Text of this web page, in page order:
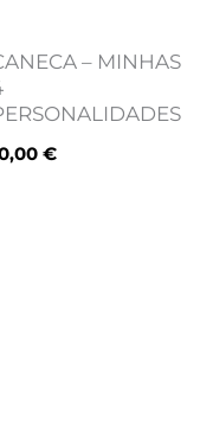
– MINHAS
€